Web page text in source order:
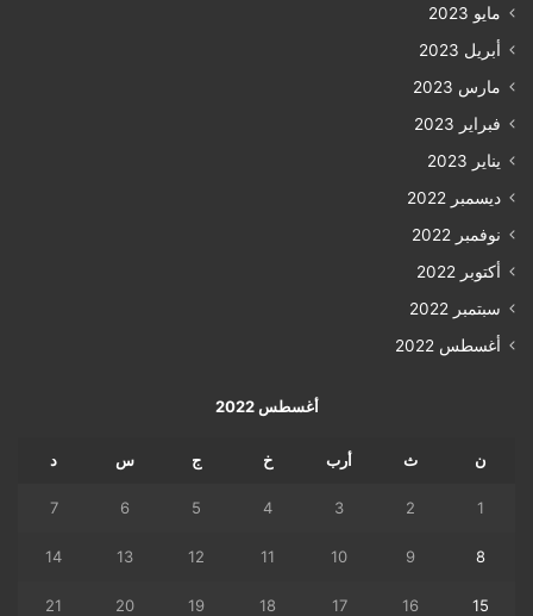
مايو 2023
أبريل 2023
مارس 2023
فبراير 2023
يناير 2023
ديسمبر 2022
نوفمبر 2022
أكتوبر 2022
سبتمبر 2022
أغسطس 2022
أغسطس 2022
ن ث أرب خ ج س د
1
2
3
4
5
6
7
8
9
10
11
12
13
14
15
16
17
18
19
20
21